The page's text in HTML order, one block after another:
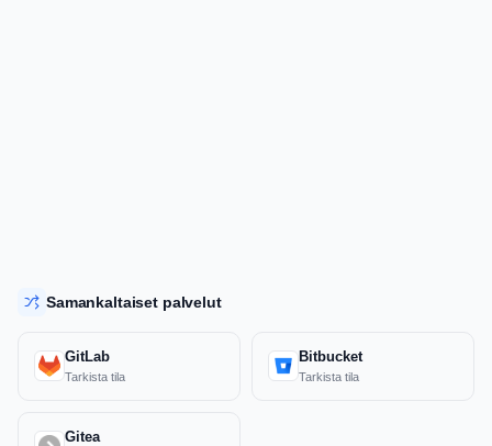
Samankaltaiset palvelut
GitLab
Tarkista tila
Bitbucket
Tarkista tila
Gitea